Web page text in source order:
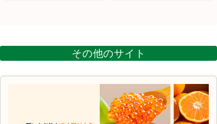
その他のサイト